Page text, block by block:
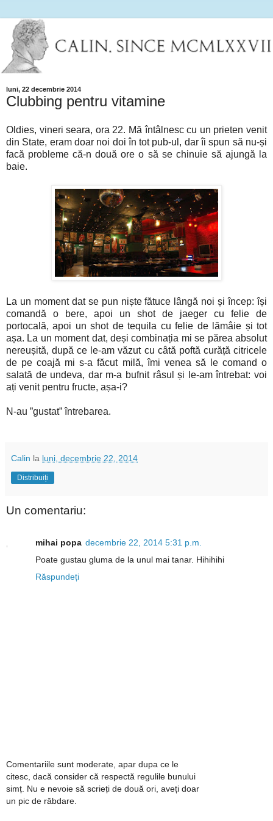
luni, 22 decembrie 2014
Clubbing pentru vitamine
Oldies, vineri seara, ora 22. Mă întâlnesc cu un prieten venit
din State, eram doar noi doi în tot pub-ul, dar îi spun să nu-și
facă probleme că-n două ore o să se chinuie să ajungă la
baie.
La un moment dat se pun niște fătuce lângă noi și încep: își
comandă o bere, apoi un shot de jaeger cu felie de
portocală, apoi un shot de tequila cu felie de lămâie și tot
așa. La un moment dat, deși combinația mi se părea absolut
nereușită, după ce le-am văzut cu câtă poftă curăță citricele
de pe coajă mi s-a făcut milă, îmi venea să le comand o
salată de undeva, dar m-a bufnit râsul și le-am întrebat: voi
ați venit pentru fructe, așa-i?
N-au ”gustat” întrebarea.
Calin la luni, decembrie 22, 2014
Distribuiți
Un comentariu:
mihai popa decembrie 22, 2014 5:31 p.m.
Poate gustau gluma de la unul mai tanar. Hihihihi
Răspundeți
Comentariile sunt moderate, apar dupa ce le
citesc, dacă consider că respectă regulile bunului
simț. Nu e nevoie să scrieți de două ori, aveți doar
un pic de răbdare.